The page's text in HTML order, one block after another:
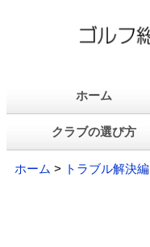
ホーム
クラブの選び方
ホーム > トラブル解決編